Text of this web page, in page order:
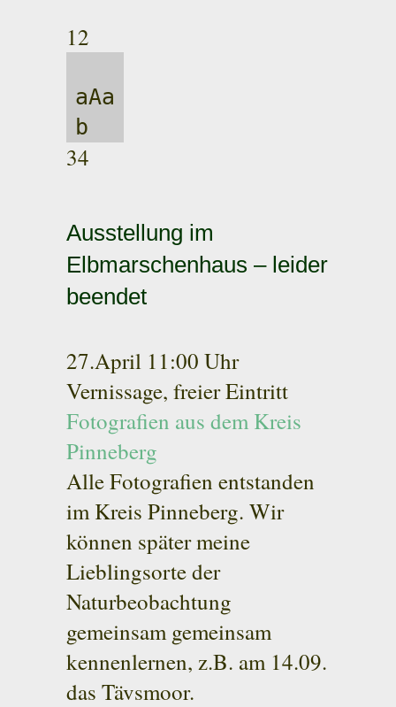
12
aAa
b
34
Ausstellung im
Elbmarschenhaus – leider
beendet
27.April 11:00 Uhr
Vernissage, freier Eintritt
Fotografien aus dem Kreis
Pinneberg
Alle Fotografien entstanden
im Kreis Pinneberg. Wir
können später meine
Lieblingsorte der
Naturbeobachtung
gemeinsam gemeinsam
kennenlernen, z.B. am 14.09.
das Tävsmoor.